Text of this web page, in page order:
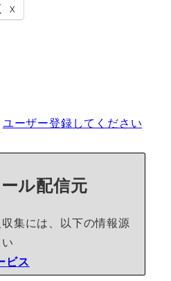
X
ユーザー登録してください
ル配信元
集には、以下の情報源
ビス